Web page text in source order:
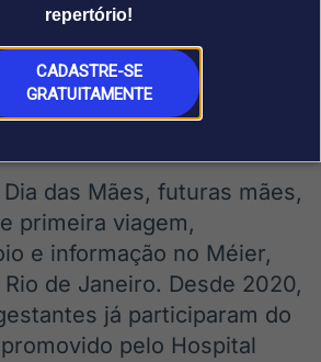
repertório!
CADASTRE-SE
GRATUITAMENTE
O mercado
financeiro em
tempo real
Broadcast
Político
Os bastidores da
política em
tempo real
Broadcast
Energia
no Brasil
Broadcast
White Label
no
das Mães, futuras mães,
primeira viagem,
e informação no Méier,
de Janeiro. Desde 2020,
já participaram do
pelo Hospital